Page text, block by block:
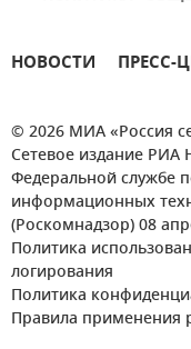
НОВОСТИ ПРЕСС-
© 2026 МИА «Россия
Сетевое издание РИА
Федеральной службе
информационных
(Роскомнадзор) 08
Политика
логирования
Политика
Правила применения